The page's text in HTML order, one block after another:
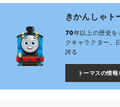
きかんしゃト
70年以上の歴史を
クキャラクター。
誇る
トーマスの情